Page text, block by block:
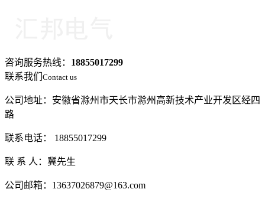
咨询服务热线： 18855017299
联系我们 Contact us
公司地址：安徽省滁州市天长市滁州高新技术产业开发区经四
路
联系电话： 18855017299
联 系 人：冀先生
公司邮箱：13637026879@163.com